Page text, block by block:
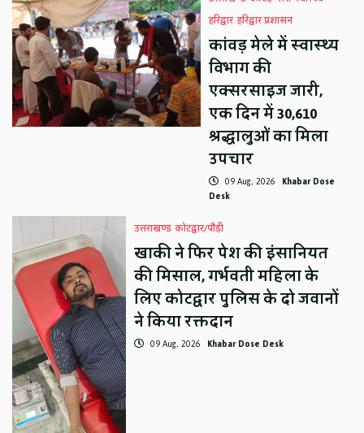
हरिद्वार हरिद्वार प्रशासन
कांवड़ मेले में स्वास्थ्य
विभाग की
एक्सरसाइज जारी,
एक दिन में 30,610
श्रद्धालुओं का मिला
उपचार
09 Aug, 2026 Khabar Dose
Desk
उत्तराखण्ड कोटद्वार/पौड़ी
खाकी ने फिर पेश की इंसानियत
की मिसाल, गर्भवती महिला के
लिए कोटद्वार पुलिस के दो जवानों
ने किया रक्तदान
09 Aug, 2026 Khabar Dose Desk